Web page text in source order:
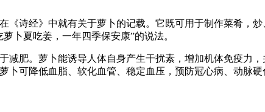
诗经》中就有关于萝卜的记载。它既可用于制作菜肴，
卜夏吃姜，一年四季保安康”的说法。
肥。萝卜能诱导人体自身产生干扰素，增加机体免疫力
可降低血脂、软化血管、稳定血压，预防冠心病、动脉